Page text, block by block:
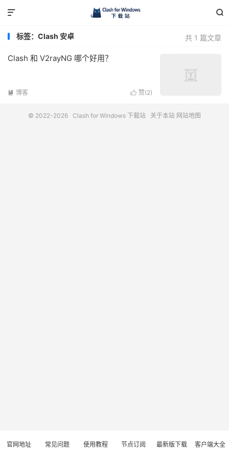


共 1 篇文章
标签：Clash 安卓
Clash 和 V2rayNG 哪个好用？
 赞(2)
 博客
© 2022-2026 Clash for Windows 下载站 关于本站 网站地图
官网地址 常见问题 使用教程 节点订阅 最新版下载 客户端大全